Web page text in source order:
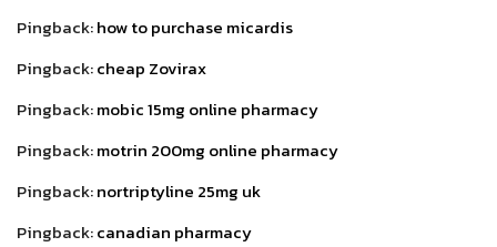
Pingback:how to purchase micardis
Pingback:cheap Zovirax
Pingback:mobic 15mg online pharmacy
Pingback:motrin 200mg online pharmacy
Pingback:nortriptyline 25mg uk
Pingback:canadian pharmacy